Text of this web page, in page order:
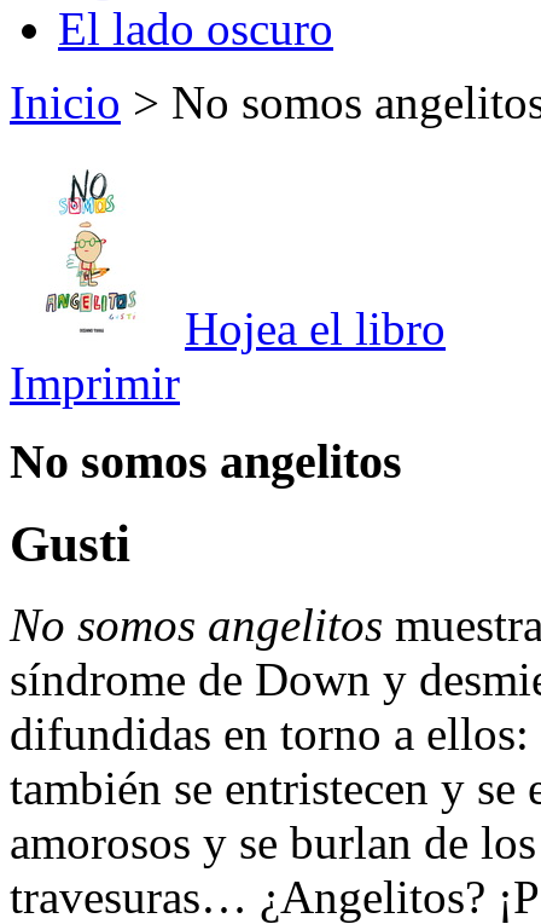
El lado oscuro
Inicio > No somos
Hojea el libro
Imprimir
No somos angelitos
Gusti
No somos angelitos
síndrome de Down y
difundidas en torno a ellos:
también se entristecen y
amorosos y se burlan de
travesuras… ¿Angelitos?